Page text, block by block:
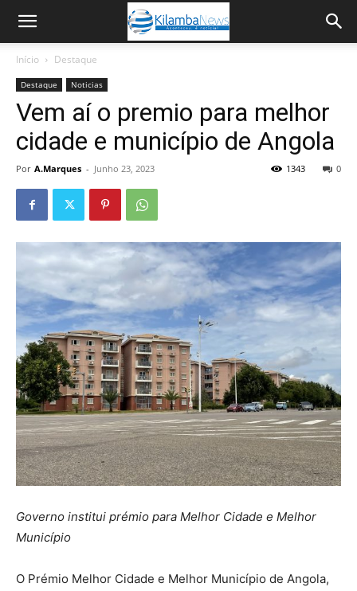
Início Destaque
Destaque Noticias
Vem aí o premio para melhor
cidade e município de Angola
Por A.Marques - Junho 23, 2023 0
1343
Governo institui prémio para Melhor Cidade e Melhor
Município
O Prémio Melhor Cidade e Melhor Município de Angola,